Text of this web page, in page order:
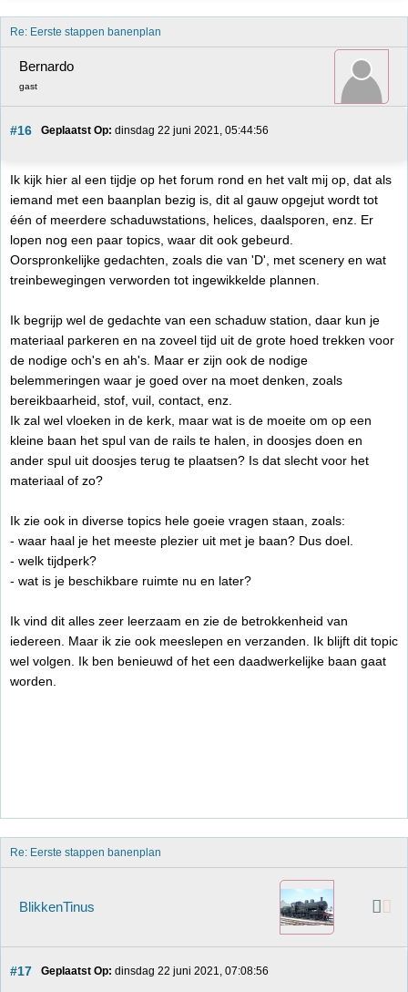
Re: Eerste stappen banenplan
Bernardo
gast
#16 Geplaatst Op: dinsdag 22 juni 2021, 05:44:56
Ik kijk hier al een tijdje op het forum rond en het valt mij op, dat als
iemand met een baanplan bezig is, dit al gauw opgejut wordt tot
één of meerdere schaduwstations, helices, daalsporen, enz. Er
lopen nog een paar topics, waar dit ook gebeurd.
Oorspronkelijke gedachten, zoals die van 'D', met scenery en wat
treinbewegingen verworden tot ingewikkelde plannen.
Ik begrijp wel de gedachte van een schaduw station, daar kun je
materiaal parkeren en na zoveel tijd uit de grote hoed trekken voor
de nodige och's en ah's. Maar er zijn ook de nodige
belemmeringen waar je goed over na moet denken, zoals
bereikbaarheid, stof, vuil, contact, enz.
Ik zal wel vloeken in de kerk, maar wat is de moeite om op een
kleine baan het spul van de rails te halen, in doosjes doen en
ander spul uit doosjes terug te plaatsen? Is dat slecht voor het
materiaal of zo?
Ik zie ook in diverse topics hele goeie vragen staan, zoals:
- waar haal je het meeste plezier uit met je baan? Dus doel.
- welk tijdperk?
- wat is je beschikbare ruimte nu en later?
Ik vind dit alles zeer leerzaam en zie de betrokkenheid van
iedereen. Maar ik zie ook meeslepen en verzanden. Ik blijft dit topic
wel volgen. Ik ben benieuwd of het een daadwerkelijke baan gaat
worden.
Re: Eerste stappen banenplan
BlikkenTinus
#17 Geplaatst Op: dinsdag 22 juni 2021, 07:08:56